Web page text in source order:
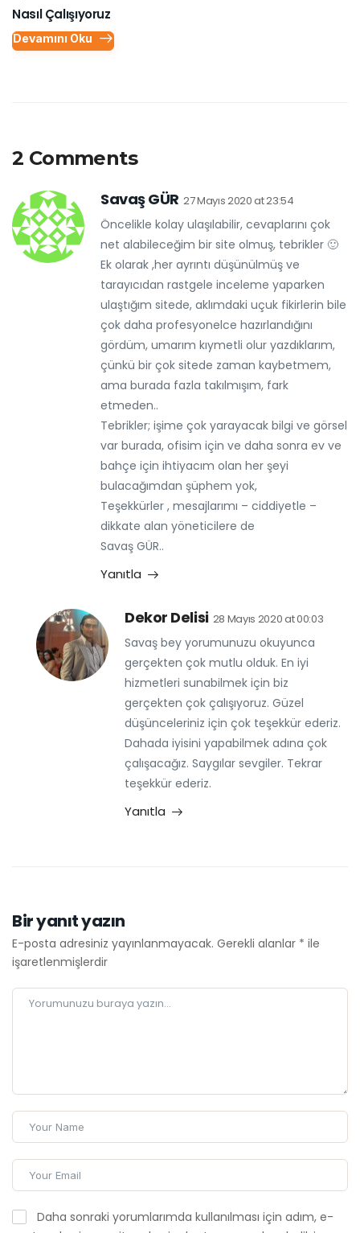
Nasıl Çalışıyoruz
Devamını Oku
2 Comments
Savaş GÜR 27 Mayıs 2020 at 23:54
Öncelikle kolay ulaşılabilir, cevaplarını çok
net alabileceğim bir site olmuş, tebrikler 🙂
Ek olarak ,her ayrıntı düşünülmüş ve
tarayıcıdan rastgele inceleme yaparken
ulaştığım sitede, aklımdaki uçuk fikirlerin bile
çok daha profesyonelce hazırlandığını
gördüm, umarım kıymetli olur yazdıklarım,
çünkü bir çok sitede zaman kaybetmem,
ama burada fazla takılmışım, fark
etmeden..
Tebrikler; işime çok yarayacak bilgi ve görsel
var burada, ofisim için ve daha sonra ev ve
bahçe için ihtiyacım olan her şeyi
bulacağımdan şüphem yok,
Teşekkürler , mesajlarımı – ciddiyetle –
dikkate alan yöneticilere de
Savaş GÜR..
Yanıtla
Dekor Delisi 28 Mayıs 2020 at 00:03
Savaş bey yorumunuzu okuyunca
gerçekten çok mutlu olduk. En iyi
hizmetleri sunabilmek için biz
gerçekten çok çalışıyoruz. Güzel
düşünceleriniz için çok teşekkür ederiz.
Dahada iyisini yapabilmek adına çok
çalışacağız. Saygılar sevgiler. Tekrar
teşekkür ederiz.
Yanıtla
Bir yanıt yazın
E-posta adresiniz yayınlanmayacak. Gerekli alanlar * ile
işaretlenmişlerdir
Daha sonraki yorumlarımda kullanılması için adım, e-